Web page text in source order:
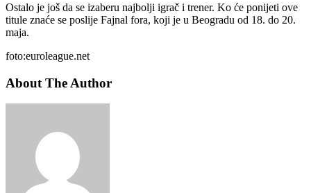
Ostalo je još da se izaberu najbolji igrač i trener. Ko će ponijeti ove
titule znaće se poslije Fajnal fora, koji je u Beogradu od 18. do 20.
maja.
foto:euroleague.net
About The Author